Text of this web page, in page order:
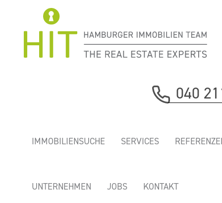
040
IMMOBILIENSUCHE SERVICES
UNTERNEHMEN JOBS KONTAKT
„STADTPARKTURM"
BÜROS MIT